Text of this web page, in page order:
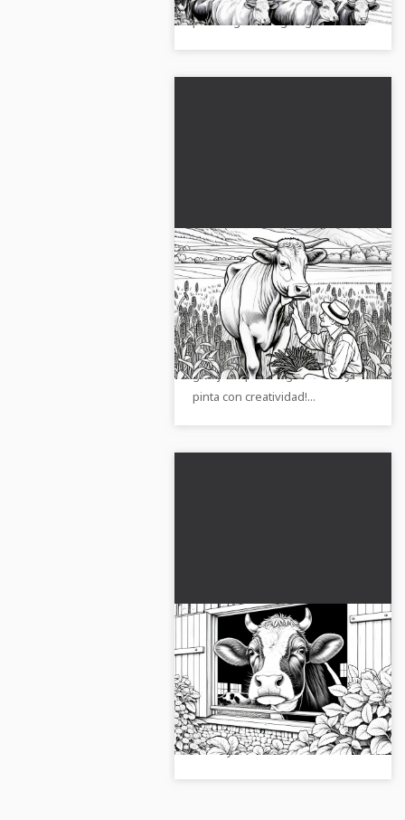
¡Descarga la imagen gratis!...
Vaca acariciada por el
granjero en el prado:
Imagen para colorear
detallada (Gratis)
Encuentra la imagen para
colorear de una vaca que está
siendo acariciada por un
granjero. ¡Descárgala ahora y
pinta con creatividad!...
Vaca asomando por la
ventana del granero:
Plantilla para colorear
para descargar (Gratis)
Diseña tu imagen para colorear
creativa con una vaca en la
ventana. ¡Descárgala gratis
ahora y colorea!...